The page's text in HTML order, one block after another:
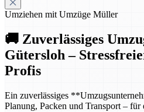
Umziehen mit Umzüge Müller
🚚 Zuverlässiges
Gütersloh –
Profis
Ein zuverlässiges
Planung, Packen und Transport – für